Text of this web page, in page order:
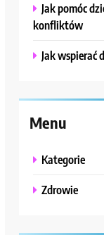
Jak pomóc
konfliktów
Jak wspierać
Menu
Kategorie
Zdrowie